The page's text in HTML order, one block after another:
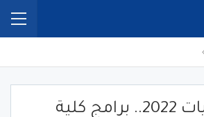
تنسيق الكليات 2022.. برامج كلية